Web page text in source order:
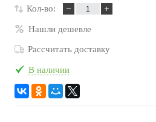
Кол-во:
Нашли дешевле
Рассчитать доставку
В наличии